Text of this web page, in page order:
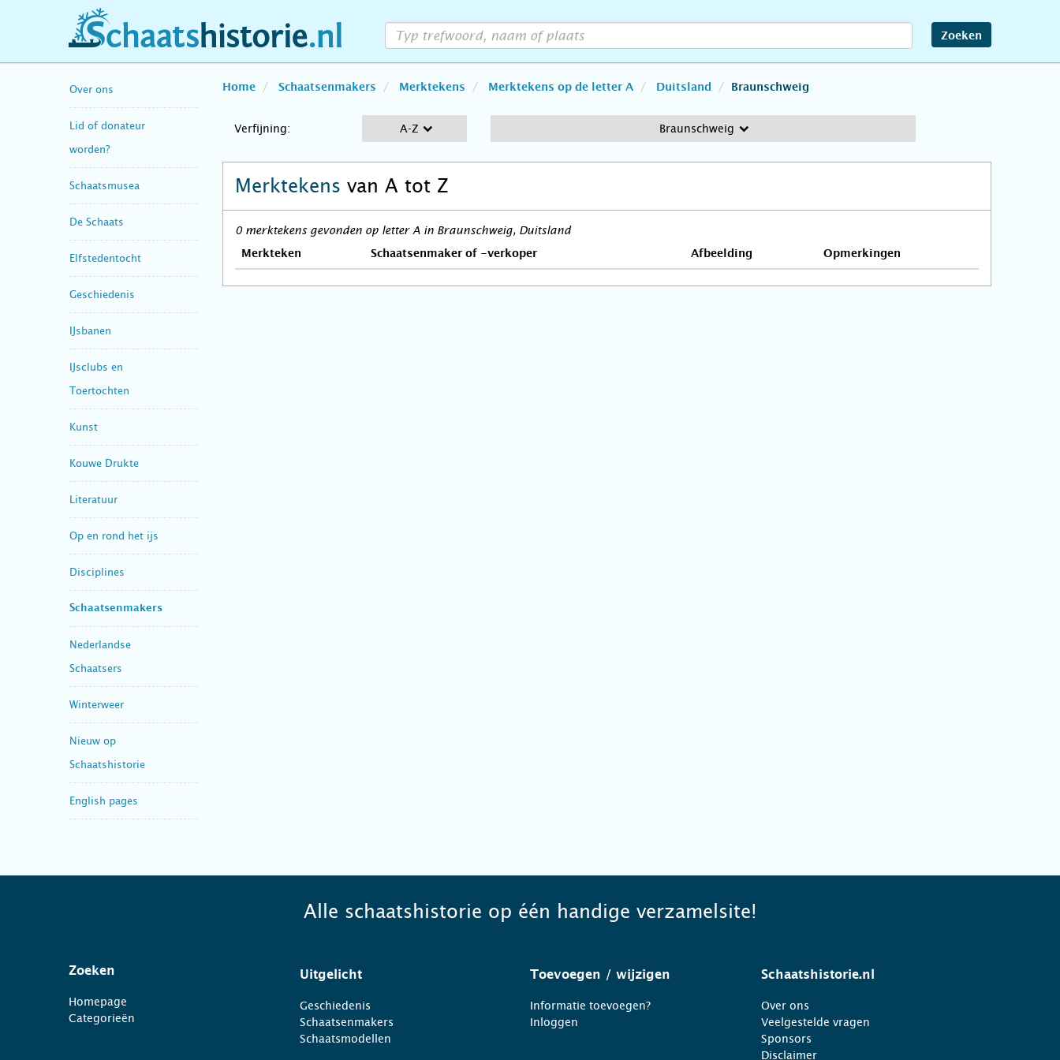
schaatshistorie.nl Zoeken
Over ons
Lid of donateur
worden?
Schaatsmusea
De Schaats
Elfstedentocht
Geschiedenis
IJsbanen
IJsclubs en
Toertochten
Kunst
Kouwe Drukte
Literatuur
Op en rond het ijs
Disciplines
Schaatsenmakers
Nederlandse
Schaatsers
Winterweer
Nieuw op
Schaatshistorie
English pages
Home Schaatsenmakers Merktekens Merktekens op de letter A Duitsland Braunschweig
Verfijning: A-Z Braunschweig
Merktekens van A tot Z
0 merktekens gevonden op letter A in Braunschweig, Duitsland
Merkteken Schaatsenmaker of -verkoper Afbeelding Opmerkingen
Alle schaatshistorie op één handige verzamelsite!
Zoeken
Homepage
Categorieën
Uitgelicht
Geschiedenis
Schaatsenmakers
Schaatsmodellen
Toevoegen / wijzigen
Informatie toevoegen?
Inloggen
Schaatshistorie.nl
Over ons
Veelgestelde vragen
Sponsors
Disclaimer